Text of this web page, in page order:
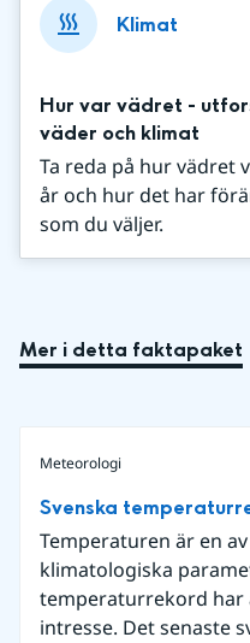
Klimat
Hur var vädret -
väder och klimat
Ta reda på hur vädret
år och hur det har
som du väljer.
Mer i detta faktapaket
Meteorologi
Svenska
Temperaturen är en
klimatologiska
temperaturrekord
intresse. Det senaste